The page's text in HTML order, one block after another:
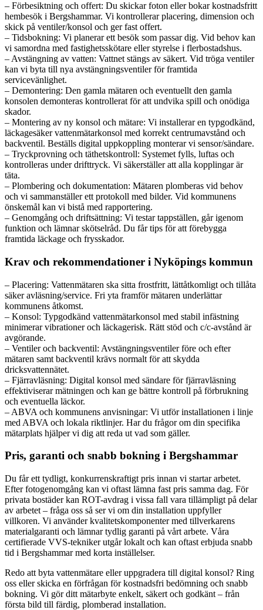
– Förbesiktning och offert: Du skickar foton eller bokar kostnadsfritt
hembesök i Bergshammar. Vi kontrollerar placering, dimension och
skick på ventiler/konsol och ger fast offert.
– Tidsbokning: Vi planerar ett besök som passar dig. Vid behov kan
vi samordna med fastighetsskötare eller styrelse i flerbostadshus.
– Avstängning av vatten: Vattnet stängs av säkert. Vid tröga ventiler
kan vi byta till nya avstängningsventiler för framtida
servicevänlighet.
– Demontering: Den gamla mätaren och eventuellt den gamla
konsolen demonteras kontrollerat för att undvika spill och onödiga
skador.
– Montering av ny konsol och mätare: Vi installerar en typgodkänd,
läckagesäker vattenmätarkonsol med korrekt centrumavstånd och
backventil. Beställs digital uppkoppling monterar vi sensor/sändare.
– Tryckprovning och täthetskontroll: Systemet fylls, luftas och
kontrolleras under drifttryck. Vi säkerställer att alla kopplingar är
täta.
– Plombering och dokumentation: Mätaren plomberas vid behov
och vi sammanställer ett protokoll med bilder. Vid kommunens
önskemål kan vi bistå med rapportering.
– Genomgång och driftsättning: Vi testar tappställen, går igenom
funktion och lämnar skötselråd. Du får tips för att förebygga
framtida läckage och frysskador.
Krav och rekommendationer i Nyköpings kommun
– Placering: Vattenmätaren ska sitta frostfritt, lättåtkomligt och tillåta
säker avläsning/service. Fri yta framför mätaren underlättar
kommunens åtkomst.
– Konsol: Typgodkänd vattenmätarkonsol med stabil infästning
minimerar vibrationer och läckagerisk. Rätt stöd och c/c-avstånd är
avgörande.
– Ventiler och backventil: Avstängningsventiler före och efter
mätaren samt backventil krävs normalt för att skydda
dricksvattennätet.
– Fjärravläsning: Digital konsol med sändare för fjärravläsning
effektiviserar mätningen och kan ge bättre kontroll på förbrukning
och eventuella läckor.
– ABVA och kommunens anvisningar: Vi utför installationen i linje
med ABVA och lokala riktlinjer. Har du frågor om din specifika
mätarplats hjälper vi dig att reda ut vad som gäller.
Pris, garanti och snabb bokning i Bergshammar
Du får ett tydligt, konkurrenskraftigt pris innan vi startar arbetet.
Efter fotogenomgång kan vi oftast lämna fast pris samma dag. För
privata bostäder kan ROT-avdrag i vissa fall vara tillämpligt på delar
av arbetet – fråga oss så ser vi om din installation uppfyller
villkoren. Vi använder kvalitetskomponenter med tillverkarens
materialgaranti och lämnar tydlig garanti på vårt arbete. Våra
certifierade VVS-tekniker utgår lokalt och kan oftast erbjuda snabb
tid i Bergshammar med korta inställelser.
Redo att byta vattenmätare eller uppgradera till digital konsol? Ring
oss eller skicka en förfrågan för kostnadsfri bedömning och snabb
bokning. Vi gör ditt mätarbyte enkelt, säkert och godkänt – från
första bild till färdig, plomberad installation.